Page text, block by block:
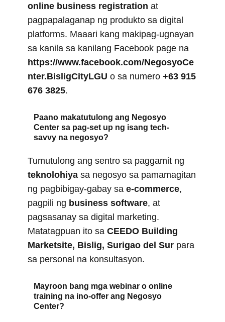
online business registration at
pagpapalaganap ng produkto sa digital
platforms. Maaari kang makipag-ugnayan
sa kanila sa kanilang Facebook page na
https://www.facebook.com/NegosyoCe
nter.BisligCityLGU o sa numero +63 915
676 3825.
Paano makatutulong ang Negosyo
Center sa pag-set up ng isang tech-
savvy na negosyo?
Tumutulong ang sentro sa paggamit ng
teknolohiya sa negosyo sa pamamagitan
ng pagbibigay-gabay sa e-commerce,
pagpili ng business software, at
pagsasanay sa digital marketing.
Matatagpuan ito sa CEEDO Building
Marketsite, Bislig, Surigao del Sur para
sa personal na konsultasyon.
Mayroon bang mga webinar o online
training na ino-offer ang Negosyo
Center?